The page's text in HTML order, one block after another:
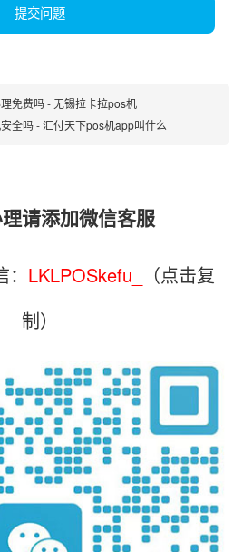
提交问题
免费吗 - 无锡拉卡拉pos机
全吗 - 汇付天下pos机app叫什么
请添加微信客服
LKLPOSkefu_
（点击复
制）